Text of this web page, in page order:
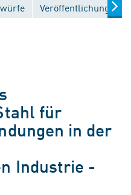
Veröffentlichungen
für
in der
Industrie -